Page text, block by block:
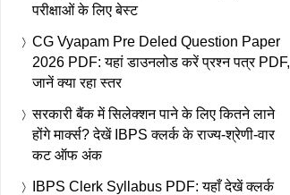
परीक्षाओं के लिए बेस्ट
CG Vyapam Pre Deled Question Paper
2026 PDF: यहां डाउनलोड करें प्रश्न पत्र PDF,
जानें क्या रहा स्तर
सरकारी बैंक में सिलेक्शन पाने के लिए कितने लाने
होंगे मार्क्स? देखें IBPS क्लर्क के राज्य-श्रेणी-वार
कट ऑफ अंक
IBPS Clerk Syllabus PDF: यहाँ देखें क्लर्क